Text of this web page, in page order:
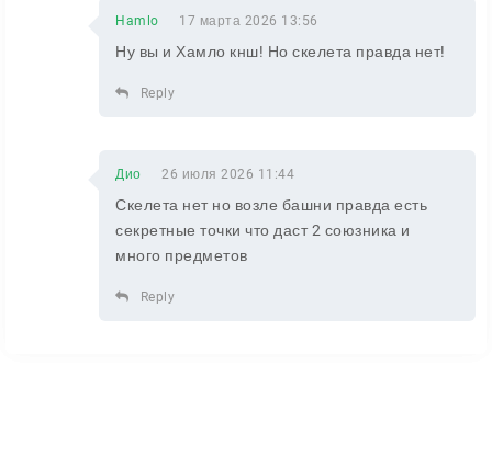
Hamlo 17 марта 2026 13:56
Ну вы и Хамло кнш! Но скелета правда нет!
Reply
Дио 26 июля 2026 11:44
Скелета нет но возле башни правда есть
секретные точки что даст 2 союзника и
много предметов
Reply